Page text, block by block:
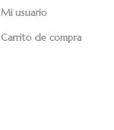
Mi usuario
Carrito de compra